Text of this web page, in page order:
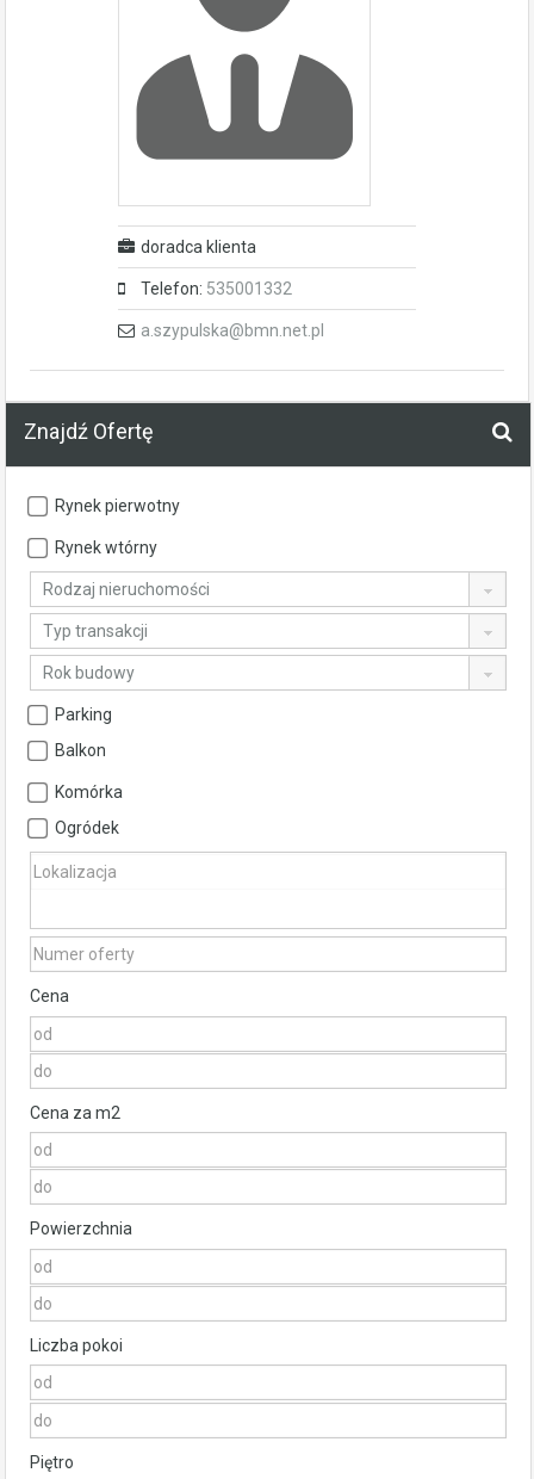
doradca klienta
Telefon: 535001332
a.szypulska@bmn.net.pl
Znajdź Ofertę
Rynek pierwotny
Rynek wtórny
Rodzaj nieruchomości
Typ transakcji
Rok budowy
Parking
Balkon
Komórka
Ogródek
Cena
Cena za m2
Powierzchnia
Liczba pokoi
Piętro